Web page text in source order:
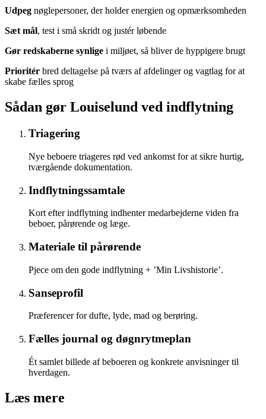
Udpeg nøglepersoner, der holder energien og opmærksomheden
Sæt mål, test i små skridt og justér løbende
Gør redskaberne synlige i miljøet, så bliver de hyppigere brugt
Prioritér bred deltagelse på tværs af afdelinger og vagtlag for at
skabe fælles sprog
Sådan gør Louiselund ved indflytning
Triagering
Nye beboere triageres rød ved ankomst for at sikre hurtig,
tværgående dokumentation.
Indflytningssamtale
Kort efter indflytning indhenter medarbejderne viden fra
beboer, pårørende og læge.
Materiale til pårørende
Pjece om den gode indflytning + ’Min Livshistorie’.
Sanseprofil
Præferencer for dufte, lyde, mad og berøring.
Fælles journal og døgnrytmeplan
Ét samlet billede af beboeren og konkrete anvisninger til
hverdagen.
Læs mere